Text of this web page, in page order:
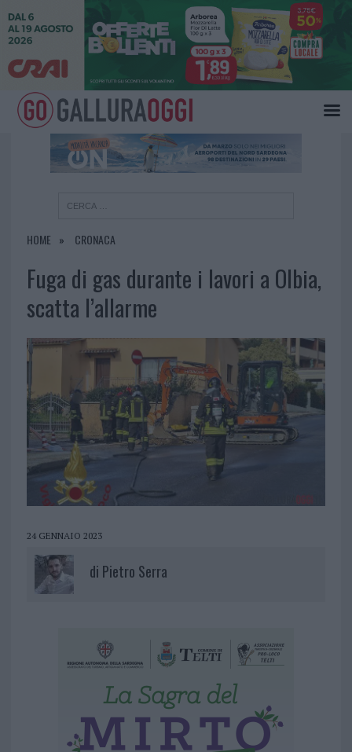
HOME CRONACA
Fuga di gas durante i lavori a Olbia,
scatta l’allarme
24 GENNAIO 2023
di Pietro Serra
×